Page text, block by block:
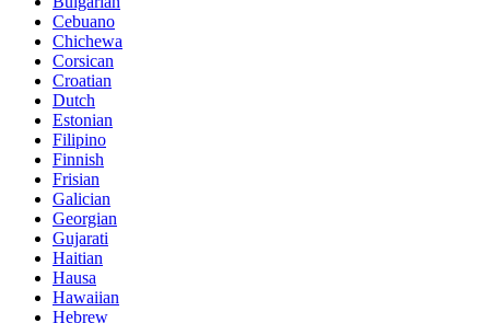
Cebuano
Chichewa
Corsican
Croatian
Dutch
Estonian
Filipino
Finnish
Frisian
Galician
Georgian
Gujarati
Haitian
Hausa
Hawaiian
Hebrew